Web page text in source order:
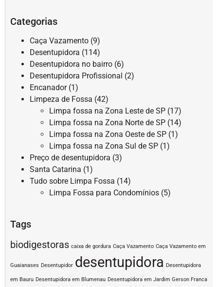
Categorias
Caça Vazamento (9)
Desentupidora (114)
Desentupidora no bairro (6)
Desentupidora Profissional (2)
Encanador(1)
Limpeza de Fossa (42)
Limpa fossa na Zona Leste de SP (17)
Limpa fossa na Zona Norte de SP (14)
Limpa fossa na Zona Oeste de SP (1)
Limpa fossa na Zona Sul de SP (1)
Preço de desentupidora (3)
Santa Catarina (1)
Tudo sobre Limpa Fossa (14)
Limpa Fossa para Condomínios (5)
Tags
biodigestoras caixa de gordura Caça Vazamento Caça Vazamento em
Guaianases Desentupidor desentupidora Desentupidora
em Bauru Desentupidora em Blumenau Desentupidora em Jardim Gerson Franca